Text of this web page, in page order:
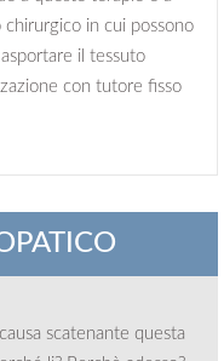
in cui possono
il tessuto
con tutore fisso
scatenante questa